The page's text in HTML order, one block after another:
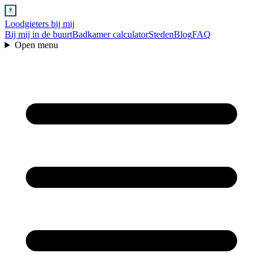
Loodgieters bij mij
Bij mij in de buurtBadkamer calculatorStedenBlogFAQ
Open menu